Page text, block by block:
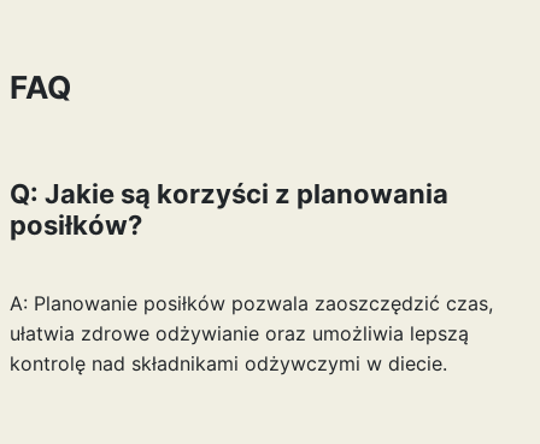
FAQ
Q: Jakie są korzyści z planowania
posiłków?
A: Planowanie posiłków pozwala zaoszczędzić czas,
ułatwia zdrowe odżywianie oraz umożliwia lepszą
kontrolę nad składnikami odżywczymi w diecie.